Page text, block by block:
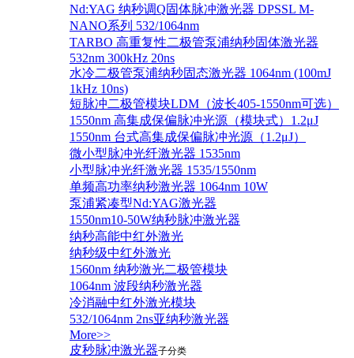
Nd:YAG 纳秒调Q固体脉冲激光器 DPSSL M-
NANO系列 532/1064nm
TARBO 高重复性二极管泵浦纳秒固体激光器
532nm 300kHz 20ns
水冷二极管泵浦纳秒固态激光器 1064nm (100mJ
1kHz 10ns)
短脉冲二极管模块LDM（波长405-1550nm可选）
1550nm 高集成保偏脉冲光源（模块式）1.2μJ
1550nm 台式高集成保偏脉冲光源（1.2μJ）
微小型脉冲光纤激光器 1535nm
小型脉冲光纤激光器 1535/1550nm
单频高功率纳秒激光器 1064nm 10W
泵浦紧凑型Nd:YAG激光器
1550nm10-50W纳秒脉冲激光器
纳秒高能中红外激光
纳秒级中红外激光
1560nm 纳秒激光二极管模块
1064nm 波段纳秒激光器
冷消融中红外激光模块
532/1064nm 2ns亚纳秒激光器
More>>
皮秒脉冲激光器子分类